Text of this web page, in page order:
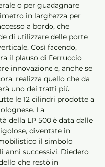
o per guadagnare
in larghezza per
a bordo, che
di utilizzare delle porte
Così facendo,
il plauso di Ferruccio
innovazione e, anche se
realizza quello che da
uno dei tratti più
le 12 cilindri prodotte a
La
della LP 500 è data dalle
diventate in
il simbolo
anni successivi. Diedero
che restò in